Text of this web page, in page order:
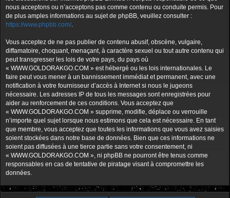
nous acceptons ou n’acceptons pas comme contenu ou conduite permis. Pour
de plus amples informations au sujet de phpBB, veuillez consulter :
https://www.phpbb.com/.
Vous acceptez de ne pas publier de contenu abusif, obscène, vulgaire,
diffamatoire, choquant, menaçant, à caractère sexuel ou tout autre contenu qui
peut transgresser les lois de votre pays, du pays où
« WWW.GOLDORAKGO.COM » est hébergé ou les lois internationales. Le
faire peut vous mener à un bannissement immédiat et permanent, avec une
notification à votre fournisseur d’accès à Internet si nous le jugeons
nécessaire. Les adresses IP de tous les messages sont enregistrées pour
aider au renforcement de ces conditions. Vous acceptez que
« WWW.GOLDORAKGO.COM » supprime, modifie, déplace ou verrouille
n’importe quel sujet lorsque nous estimons que cela est nécessaire. En tant
que membre, vous acceptez que toutes les informations que vous avez saisies
soient stockées dans notre base de données. Bien que ces informations ne
soient pas diffusées à une tierce partie sans votre consentement, ni
« WWW.GOLDORAKGO.COM », ni phpBB ne pourront être tenus comme
responsables en cas de tentative de piratage visant à compromettre les
données.